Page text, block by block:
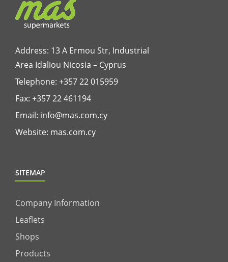
Address: 13 A Ermou Str, Industrial
Area Idaliou Nicosia – Cyprus
Telephone: +357 22 015959
Fax: +357 22 461194
Email: info@mas.com.cy
Website: mas.com.cy
SITEMAP
Company Information
Leaflets
Shops
Products